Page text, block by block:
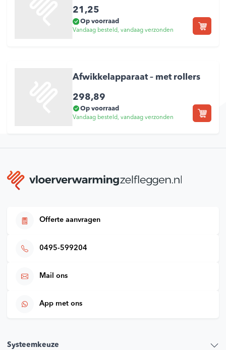
21,25
Op voorraad
Vandaag besteld, vandaag verzonden
Afwikkelapparaat – met rollers
298,89
Op voorraad
Vandaag besteld, vandaag verzonden
Offerte aanvragen
0495-599204
Mail ons
App met ons
Systeemkeuze